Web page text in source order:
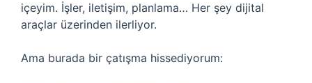
içeyim. İşler, iletişim, planlama… Her şey dijital
araçlar üzerinden ilerliyor.
Ama burada bir çatışma hissediyorum: